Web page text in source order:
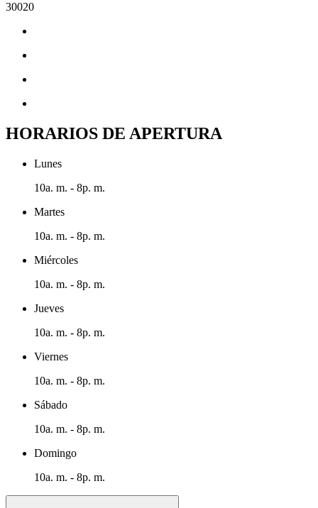
30020
HORARIOS DE APERTURA
Lunes
10a. m. - 8p. m.
Martes
10a. m. - 8p. m.
Miércoles
10a. m. - 8p. m.
Jueves
10a. m. - 8p. m.
Viernes
10a. m. - 8p. m.
Sábado
10a. m. - 8p. m.
Domingo
10a. m. - 8p. m.